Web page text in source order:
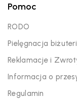
Pomoc
RODO
Pielęgnacja
Reklamacje i
Informacja o
Regulamin